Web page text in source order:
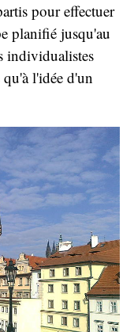
pour effectuer
planifié jusqu'au
individualistes
qu'à l'idée d'un